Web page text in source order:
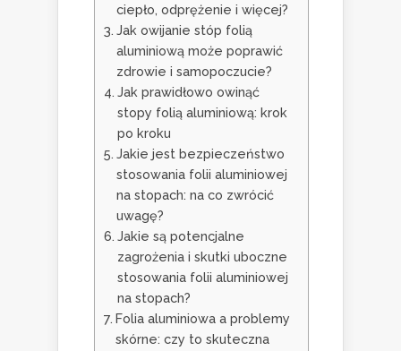
ciepło, odprężenie i więcej?
Jak owijanie stóp folią
aluminiową może poprawić
zdrowie i samopoczucie?
Jak prawidłowo owinąć
stopy folią aluminiową: krok
po kroku
Jakie jest bezpieczeństwo
stosowania folii aluminiowej
na stopach: na co zwrócić
uwagę?
Jakie są potencjalne
zagrożenia i skutki uboczne
stosowania folii aluminiowej
na stopach?
Folia aluminiowa a problemy
skórne: czy to skuteczna